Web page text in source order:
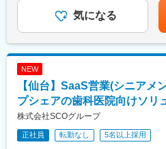
自社SaaSプロダクト「paylight
の経営改善と、その先にいる患
いただきます。
■業務詳細：
・無償プランから有償プランへ
・顧客ニーズのヒアリングと経
・製品デモンストレーションと
・見積作成・契約手続き・導入
◎新規開拓アプローチ
じて決定■昇給：年1回（6月）
り、選考を通じて上下する可能
当を含めた表記です。
気になる
NEW
【仙台】SaaS営業(シニアメ
プシェアの歯科医院向けソリ
株式会社SCOグループ
正社員 転勤なし 5名以上採用